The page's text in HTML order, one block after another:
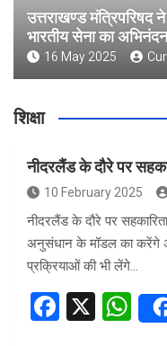
उत्तराखण्ड
भारतीय सेना का
16 May 2025
शिक्षा
नीदरलैंड के दौरे पर
10 February 2025
नीदरलैंड के दौरे पर
अनुसंधान के मॉडल का करेंगे
प्रक्रियाओं की भी लेंगे…
F
X
W